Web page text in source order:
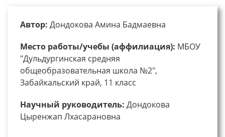
Автор: Дондокова Амина Бадмаевна
Место работы/учебы (аффилиация): МБОУ
"Дульдургинская средняя
общеобразовательная школа №2",
Забайкальский край, 11 класс
Научный руководитель: Дондокова
Цыренжап Лхасарановна